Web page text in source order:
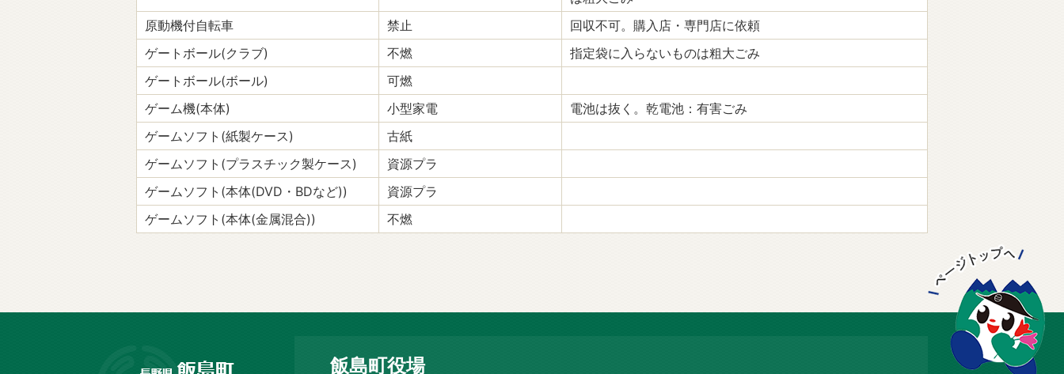
原動機付自転車
禁止
回収不可。購入店・専門店に依頼
ゲートボール(クラブ)
不燃
指定袋に入らないものは粗大ごみ
ゲートボール(ボール)
可燃
ゲーム機(本体)
小型家電
電池は抜く。乾電池：有害ごみ
ゲームソフト(紙製ケース)
古紙
ゲームソフト(プラスチック製ケース)
資源プラ
ゲームソフト(本体(DVD・BDなど))
資源プラ
ゲームソフト(本体(金属混合))
不燃
飯島町役場